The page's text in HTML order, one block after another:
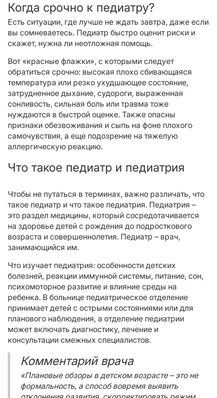
Когда срочно к педиатру?
Есть ситуации, где лучше не ждать завтра, даже если
вы сомневаетесь. Педиатр быстро оценит риски и
скажет, нужна ли неотложная помощь.
Вот «красные флажки», с которыми следует
обратиться срочно: высокая плохо сбивающаяся
температура или резко ухудшающее состояние,
затрудненное дыхание, судороги, выраженная
сонливость, сильная боль или травма тоже
нуждаются в быстрой оценке. Также опасны
признаки обезвоживания и сыпь на фоне плохого
самочувствия, а еще подозрение на тяжелую
аллергическую реакцию.
Что такое педиатр и педиатрия
Чтобы не путаться в терминах, важно различать, что
такое педиатр и что такое педиатрия. Педиатрия –
это раздел медицины, который сосредотачивается
на здоровье детей с рождения до подросткового
возраста и совершеннолетия. Педиатр – врач,
занимающийся им.
Что изучает педиатрия: особенности детских
болезней, реакции иммунной системы, питание, сон,
психомоторное развитие и влияние среды на
ребенка. В больнице педиатрическое отделение
принимает детей с острыми состояниями или для
планового наблюдения, а отделение педиатрии
может включать диагностику, лечение и
консультации смежных специалистов.
Комментарий врача
«Плановые обзоры в детском возрасте – это не
формальность, а способ вовремя выявить